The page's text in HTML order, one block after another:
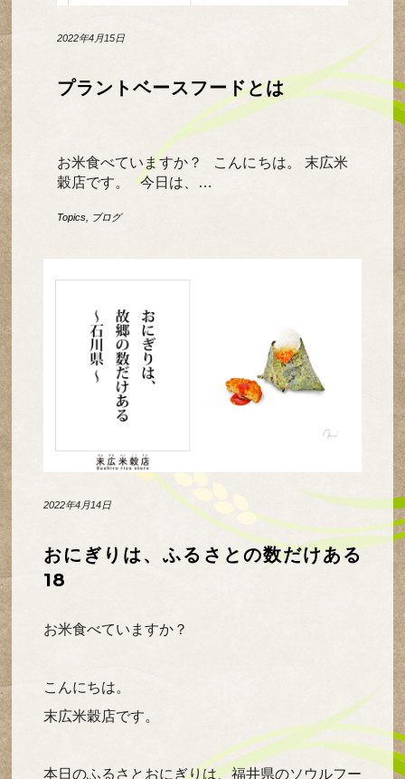
2022年4月15日
プラントベースフードとは
お米食べていますか？ こんにちは。 末広米
穀店です。 今日は、…
Topics, ブログ
2022年4月14日
おにぎりは、ふるさとの数だけある
18
お米食べていますか？
こんにちは。
末広米穀店です。
本日のふるさとおにぎりは、福井県のソウルフー